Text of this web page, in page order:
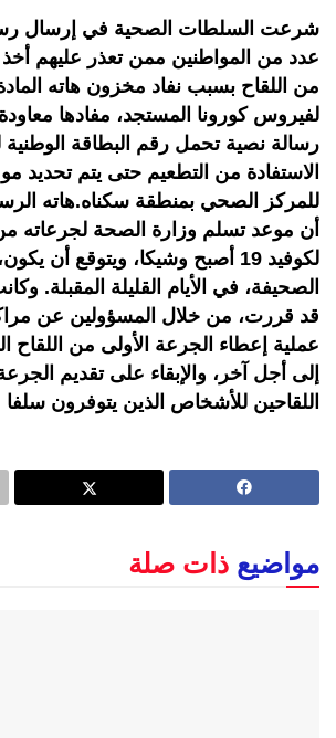
شرعت السلطات الصحية في إرسال
عدد من المواطنين ممن تعذر عليهم أخذ
من اللقاح بسبب نفاد مخزون هاته
لفيروس كورونا المستجد، مفادها
رسالة نصية تحمل رقم البطاقة
الاستفادة من التطعيم حتى يتم تحديد
للمركز الصحي بمنطقة سكناه.هاته
أن موعد تسلم وزارة الصحة لجرعاته
لكوفيد 19 أصبح وشيكا، ويتوقع
الصحيفة، في الأيام القليلة المقبلة.
قد قررت، من خلال المسؤولين عن
إلى أجل آخر، والإبقاء على تقديم
اللقاحين للأشخاص الذين يتوفرون
مواضيع ذات صلة